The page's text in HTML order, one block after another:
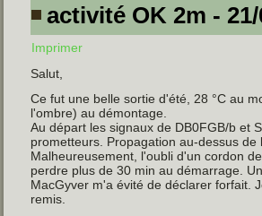
activité OK 2m - 21/
Imprimer
Salut,
Ce fut une belle sortie d'été, 28 °C au
l'ombre) au démontage.
Au départ les signaux de DB0FGB/b et
prometteurs. Propagation au-dessus de
Malheureusement, l'oubli d'un cordon
perdre plus de 30 min au démarrage.
MacGyver m'a évité de déclarer forfait.
remis.